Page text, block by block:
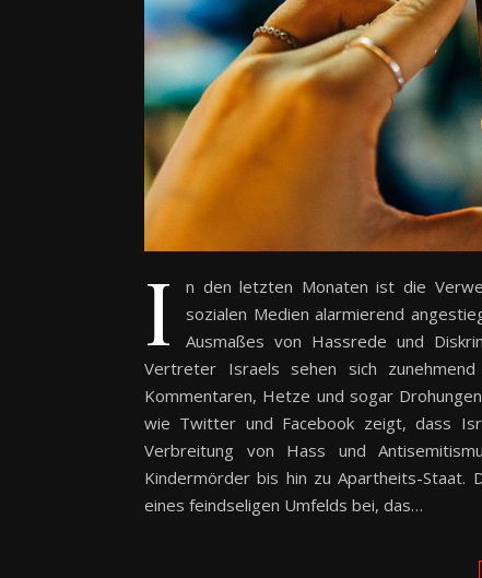
I
n den letzten Monaten ist die
sozialen Medien alarmierend
Ausmaßes von Hassrede und
Vertreter Israels sehen sich
Kommentaren, Hetze und sogar
wie Twitter und Facebook zeigt, dass
Verbreitung von Hass und
Kindermörder bis hin zu Apartheits-Staat.
eines feindseligen Umfelds bei, das…